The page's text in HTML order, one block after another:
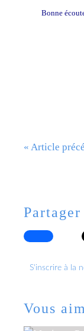
Bonne
« Article
S'inscrire à la
Vous